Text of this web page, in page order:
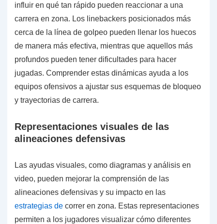
influir en qué tan rápido pueden reaccionar a una
carrera en zona. Los linebackers posicionados más
cerca de la línea de golpeo pueden llenar los huecos
de manera más efectiva, mientras que aquellos más
profundos pueden tener dificultades para hacer
jugadas. Comprender estas dinámicas ayuda a los
equipos ofensivos a ajustar sus esquemas de bloqueo
y trayectorias de carrera.
Representaciones visuales de las
alineaciones defensivas
Las ayudas visuales, como diagramas y análisis en
video, pueden mejorar la comprensión de las
alineaciones defensivas y su impacto en las
estrategias de correr en zona. Estas representaciones
permiten a los jugadores visualizar cómo diferentes